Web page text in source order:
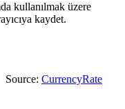
kullanılmak üzere
kaydet.
Source: CurrencyRate